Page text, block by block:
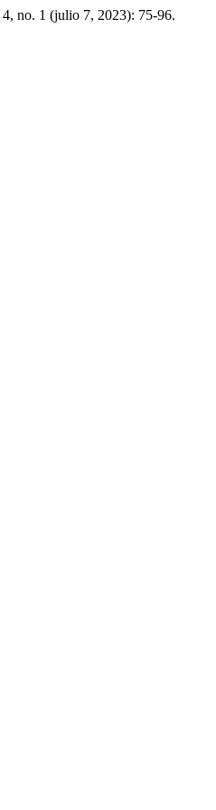
4, no. 1 (julio 7, 2023): 75-96.